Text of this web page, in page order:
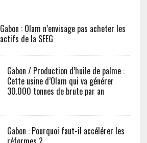
Gabon : Olam n’envisage pas acheter les
actifs de la SEEG
Gabon / Production d’huile de palme :
Cette usine d’Olam qui va générer
30.000 tonnes de brute par an
Gabon : Pourquoi faut-il accélérer les